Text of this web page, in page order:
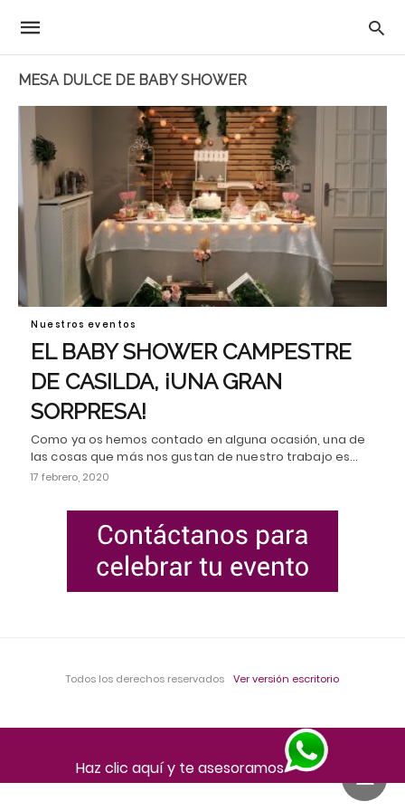
MESA DULCE DE BABY SHOWER
Nuestros eventos
EL BABY SHOWER CAMPESTRE
DE CASILDA, ¡UNA GRAN
SORPRESA!
Como ya os hemos contado en alguna ocasión, una de
las cosas que más nos gustan de nuestro trabajo es…
17 febrero, 2020
Todos los derechos reservados Ver versión escritorio
Haz clic aquí y te asesoramos